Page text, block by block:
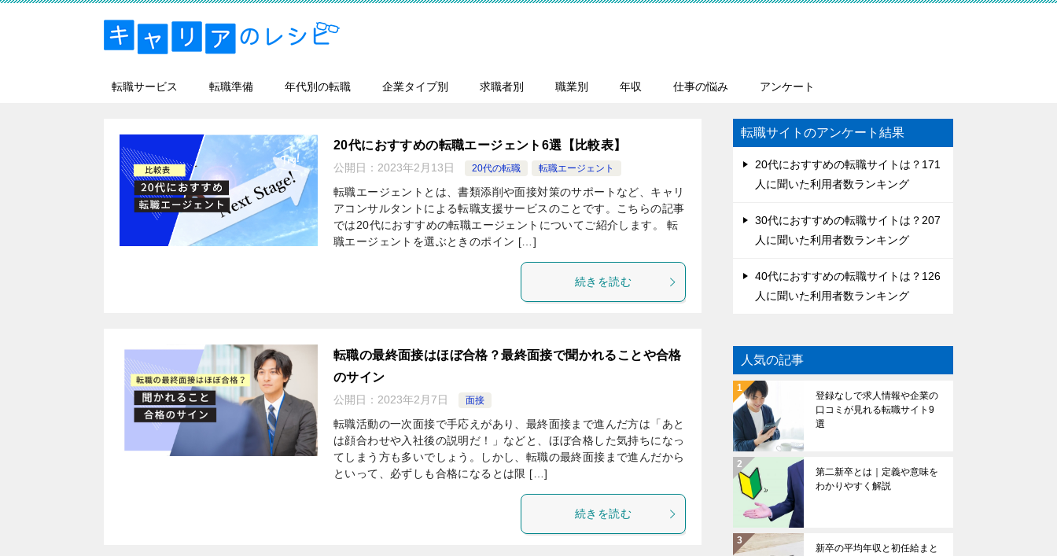
転職サービス 転職準備 年代別の転職 企業タイプ別 求職者別 職業別 年収 仕事の悩み アンケート
20代におすすめの転職エージェント6選【比較表】
公開日： 2023年2月13日 20代の転職 転職エージェント
転職エージェントとは、書類添削や面接対策のサポートなど、キャリ
アコンサルタントによる転職支援サービスのことです。こちらの記事
では20代におすすめの転職エージェントについてご紹介します。 転
職エージェントを選ぶときのポイン […]
続きを読む
転職の最終面接はほぼ合格？最終面接で聞かれることや合格
のサイン
公開日： 2023年2月7日 面接
転職活動の一次面接で手応えがあり、最終面接まで進んだ方は「あと
は顔合わせや入社後の説明だ！」などと、ほぼ合格した気持ちになっ
てしまう方も多いでしょう。しかし、転職の最終面接まで進んだから
といって、必ずしも合格になるとは限 […]
続きを読む
転職サイトのアンケート結果
20代におすすめの転職サイトは？171
人に聞いた利用者数ランキング
30代におすすめの転職サイトは？207
人に聞いた利用者数ランキング
40代におすすめの転職サイトは？126
人に聞いた利用者数ランキング
人気の記事
登録なしで求人情報や企業の
口コミが見れる転職サイト9
選
第二新卒とは｜定義や意味を
わかりやすく解説
新卒の平均年収と初任給まと